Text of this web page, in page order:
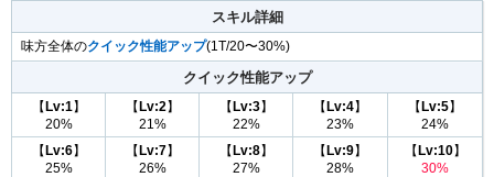
スキル詳細
味方全体のクイック性能アップ(1T/20〜30%)
クイック性能アップ
【Lv:1】
20%
【Lv:2】
21%
【Lv:3】
22%
【Lv:4】
23%
【Lv:5】
24%
【Lv:6】
25%
【Lv:7】
26%
【Lv:8】
27%
【Lv:9】
28%
【Lv:10】
30%